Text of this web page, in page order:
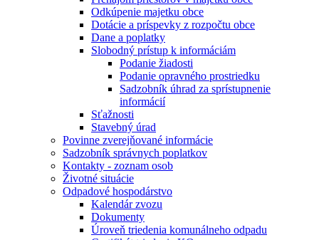
Odkúpenie majetku obce
Dotácie a príspevky z rozpočtu obce
Dane a poplatky
Slobodný prístup k informáciám
Podanie žiadosti
Podanie opravného prostriedku
Sadzobník úhrad za sprístupnenie
informácií
Sťažnosti
Stavebný úrad
Povinne zverejňované informácie
Sadzobník správnych poplatkov
Kontakty - zoznam osob
Životné situácie
Odpadové hospodárstvo
Kalendár zvozu
Dokumenty
Úroveň triedenia komunálneho odpadu